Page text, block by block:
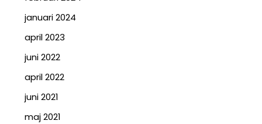
januari 2024
april 2023
juni 2022
april 2022
juni 2021
maj 2021